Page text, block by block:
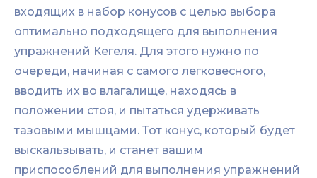
входящих в набор конусов с целью выбора
оптимально подходящего для выполнения
упражнений Кегеля. Для этого нужно по
очереди, начиная с самого легковесного,
вводить их во влагалище, находясь в
положении стоя, и пытаться удерживать
тазовыми мышцами. Тот конус, который будет
выскальзывать, и станет вашим
приспособлений для выполнения упражнений